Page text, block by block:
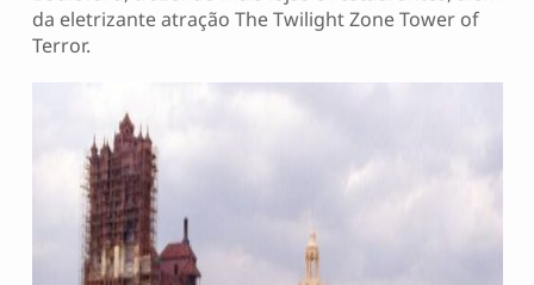
da eletrizante atração The Twilight Zone Tower of
Terror.